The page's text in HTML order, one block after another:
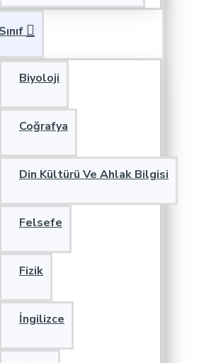
Biyoloji
Coğrafya
Din Kültürü Ve Ahlak Bilgisi
Felsefe
Fizik
İngilizce